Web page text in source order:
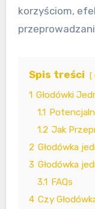
korzyściom,
Spis treści
1 Głodówki
1.1
1.2 Jak
2 Głodówka
3 Głodówka
3.1
FAQs
4 Czy